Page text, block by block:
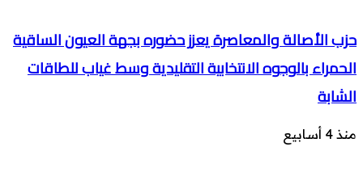
حزب الأصالة والمعاصرة يعزز حضوره بجهة العيون الساقية
الحمراء بالوجوه الانتخابية التقليدية وسط غياب للطاقات
الشابة
منذ 4 أسابيع